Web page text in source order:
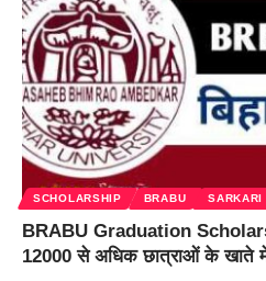
SCHOLARSHIP BRABU SARKARI
BRABU Graduation
12000 से अधिक छात्राओं के खाते